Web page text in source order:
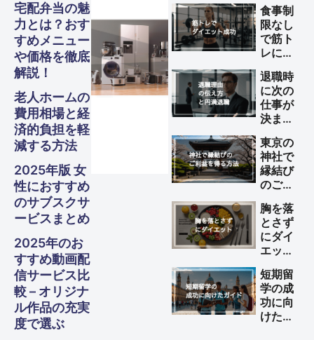
宅配弁当の魅
力とは？おす
すめメニュー
や価格を徹底
解説！
老人ホームの
費用相場と経
済的負担を軽
減する方法
2025年版 女
性におすすめ
のサブスクサ
ービスまとめ
2025年のお
すすめ動画配
信サービス比
較 – オリジナ
ル作品の充実
度で選ぶ
ガジェ
ット
スピリ
チュア
ビジネ
ス
ファイ
ナンス
グル
メ・フ
旅行
美容・
健康
Other
S
ガジェ
ット
スピリ
チュア
ビジネ
ス
ファイ
ナンス
グル
メ・フ
旅行
美容・
健康
Other
S
ガジェ
ット
スピリ
チュア
ビジネ
ス
ファイ
ナンス
グル
メ・フ
旅行
美容・
健康
Other
S
食事制
限なし
で筋ト
レによ
エット
を成功
させる
方法
退職時
に次の
仕事が
決まっ
い理由
の伝え
方と円
満退職
のため
のポイ
ント
東京の
神社で
縁結び
のご利
る方法
胸を落
とさず
にダイ
エット
法
短期留
学の成
功に向
けた完